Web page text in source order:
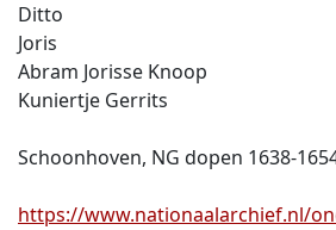
Ditto
Joris
Abram Jorisse Knoop
Kuniertje Gerrits
Schoonhoven, NG dopen 1638-
https://www.nationaalarchief.nl/